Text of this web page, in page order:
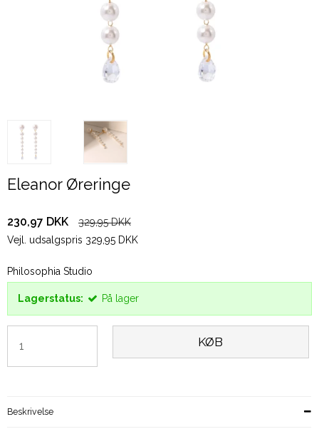
Eleanor Øreringe
230,97 DKK
329,95 DKK
Vejl. udsalgspris 329,95 DKK
Philosophia Studio
Lagerstatus: På lager
KØB
Beskrivelse